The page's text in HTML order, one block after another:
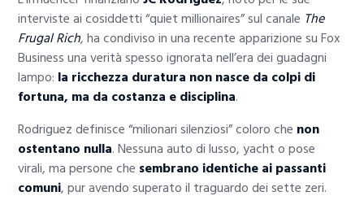
interviste ai cosiddetti “quiet millionaires” sul canale The
Frugal Rich, ha condiviso in una recente apparizione su Fox
Business una verità spesso ignorata nell’era dei guadagni
lampo: la ricchezza duratura non nasce da colpi di
fortuna, ma da costanza e disciplina.
Rodriguez definisce “milionari silenziosi” coloro che non
ostentano nulla. Nessuna auto di lusso, yacht o pose
virali, ma persone che sembrano identiche ai passanti
comuni, pur avendo superato il traguardo dei sette zeri.